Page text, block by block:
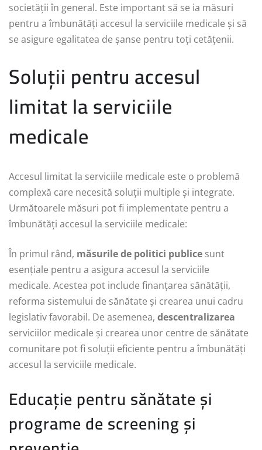
societății în general. Este important să se ia măsuri
pentru a îmbunătăți accesul la serviciile medicale și să
se asigure egalitatea de șanse pentru toți cetățenii.
Soluții pentru accesul
limitat la serviciile
medicale
Accesul limitat la serviciile medicale este o problemă
complexă care necesită soluții multiple și integrate.
Următoarele măsuri pot fi implementate pentru a
îmbunătăți accesul la serviciile medicale:
În primul rând, măsurile de politici publice sunt
esențiale pentru a asigura accesul la serviciile
medicale. Acestea pot include finanțarea sănătății,
reforma sistemului de sănătate și crearea unui cadru
legislativ favorabil. De asemenea, descentralizarea
serviciilor medicale și crearea unor centre de sănătate
comunitare pot fi soluții eficiente pentru a îmbunătăți
accesul la serviciile medicale.
Educație pentru sănătate și
programe de screening și